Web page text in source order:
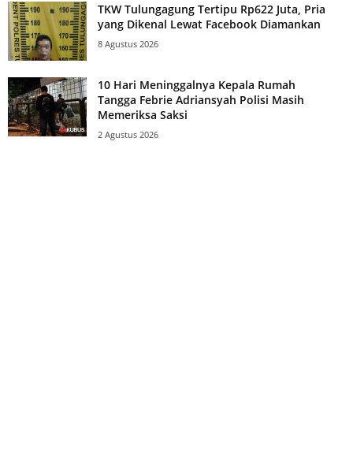
TKW Tulungagung Tertipu Rp622 Juta, Pria
yang Dikenal Lewat Facebook Diamankan
8 Agustus 2026
10 Hari Meninggalnya Kepala Rumah
Tangga Febrie Adriansyah Polisi Masih
Memeriksa Saksi
2 Agustus 2026